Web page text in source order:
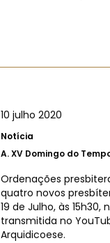
10 julho 2020
Notícia
A.XV Domingo do
Ordenações
quatro novos
19 de Julho, às
transmitida no
Arquidicoese.